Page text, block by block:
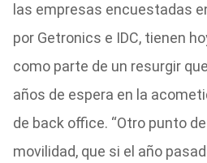
las empresas encuestadas
por Getronics e IDC, tienen
como parte de un resurgir
años de espera en la
de back office. “Otro punto
movilidad, que si el año